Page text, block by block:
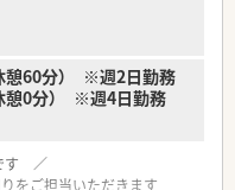
約25年前より在宅医療に取
憩60分） ※週2日勤務
憩0分） ※週4日勤務
す ／
をご担当いただきます